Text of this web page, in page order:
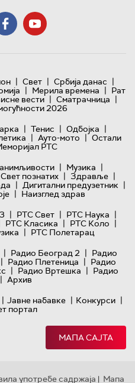
| Свет | Србија данас |
| Мерила времена | Рат
вести | Сматрачница |
2026
| Тенис | Одбојка |
| Ауто-мото | Остали
РТС
| Музика |
Свет познатих | Здравље |
| Дигитални предузетник |
| Наизглед здрав
| РТС Свет | РТС Наука |
РТС Класика | РТС Коло |
| РТС Полетарац
| Радио Београд 2 | Радио
| Радио Плетеница | Радио
| Радио Вртешка | Радио
| Архив
| Јавне набавке | Конкурси |
портал
МАПА САЈТА
употребе садржаја | Мапа